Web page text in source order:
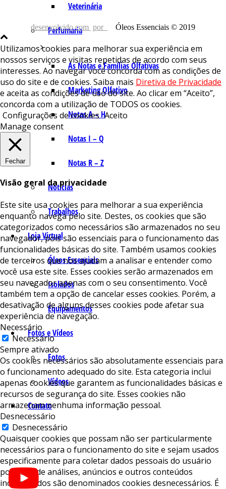
Veterinária
Perfumaria
As Notas e Famílias Olfativas
Marketing Olfativo
Notas A – H
Notas I – Q
Notas R – Z
Notícias
Trabalhos
Loja Virtual
Óleos Essenciais
Isolados
Equipamentos
Fotos e Vídeos
Fotos
Vídeos
Contato
desenvolvido com por Óleos Essenciais © 2019
Utilizamos cookies para melhorar sua experiência em
nossos serviços e visitas repetidas de acordo com seus
interesses. Ao navegar você concorda com as condições de
uso do site e de cookies. Saiba mais Diretiva de Privacidade
e aceita as condições de uso do site. Ao clicar em “Aceito”,
concorda com a utilização de TODOS os cookies.
Configurações de cookies Aceito
Manage consent
Fechar
Visão geral da privacidade
Este site usa cookies para melhorar a sua experiência
enquanto navega pelo site. Destes, os cookies que são
categorizados como necessários são armazenados no seu
navegador, pois são essenciais para o funcionamento das
funcionalidades básicas do site. Também usamos cookies
de terceiros que nos ajudam a analisar e entender como
você usa este site. Esses cookies serão armazenados em
seu navegador apenas com o seu consentimento. Você
também tem a opção de cancelar esses cookies. Porém, a
desativação de alguns desses cookies pode afetar sua
experiência de navegação.
Necessário
Necessário
Sempre ativado
Os cookies necessários são absolutamente essenciais para
o funcionamento adequado do site. Esta categoria inclui
apenas cookies que garantem as funcionalidades básicas e
recursos de segurança do site. Esses cookies não
armazenam nenhuma informação pessoal.
Desnecessário
Desnecessário
Quaisquer cookies que possam não ser particularmente
necessários para o funcionamento do site e sejam usados ​​
especificamente para coletar dados pessoais do usuário
por meio de análises, anúncios e outros conteúdos
incorporados são denominados cookies desnecessários. É